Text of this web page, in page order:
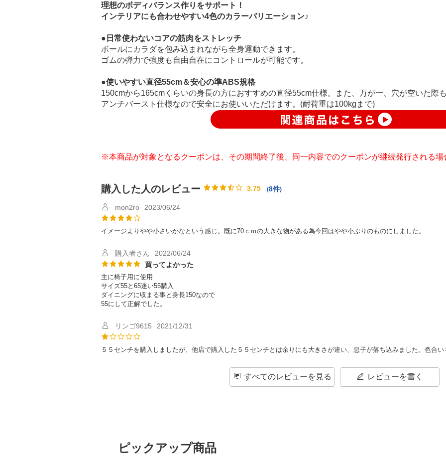
理想のボディバランス作りをサポート！
インテリアにも合わせやすい4色のカラーバリエーション♪
●日常使わないコアの筋肉をストレッチ
ボールにカラダを包み込まれながら全身運動できます。
ゴムの弾力で強度も自由自在にコントロールが可能です。
●使いやすい直径55cm＆安心の準ABS規格
150cmから165cmくらいの身長の方におすすめの直径55cm仕様。また、万が一、穴が空いた際
アンチバースト仕様なので安全にお使いいただけます。(耐荷重は100kgまで)
※本商品が対象となるクーポンは、その期間終了後、同一内容でのクーポンが継続発行される場
購入した人のレビュー 3.75 (8件)
mon2ro 2023/06/24
イメージよりやや小さいかなという感じ。既に70ｃｍの大きな物がある為今回はやや小ぶりのものにしました。
購入者さん
2022/06/24
買ってよかった
主に椅子用に使用
サイズ55と65迷い55購入
ダイニングに収まる事と身長150なので
55にして正解でした。
リンゴ9615 2021/12/31
５５センチを購入しましたが、他店で購入した５５センチとは余りにも大きさが違い、息子が落ち込みました。色合い
すべてのレビューを見る レビューを書く
ピックアップ商品